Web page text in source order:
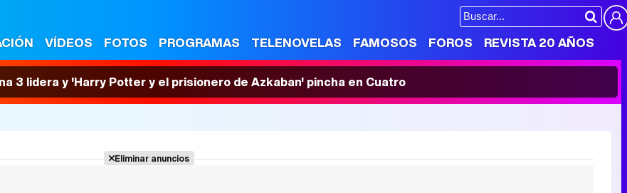
VÍDEOS FOTOS PROGRAMAS TELENOVELAS FAMOSOS FOROS REVISTA 20 AÑOS
3 lidera y 'Harry Potter y el prisionero de Azkaban' pincha en Cuatro
Eliminar anuncios